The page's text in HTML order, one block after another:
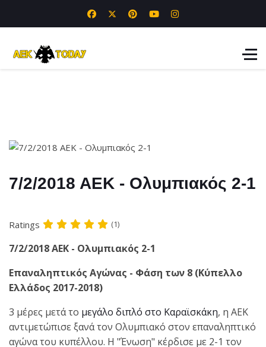
7/2/2018 ΑΕΚ - Ολυμπιακός 2-1
Ratings (1)
7/2/2018 ΑΕΚ - Ολυμπιακός 2-1
Επαναληπτικός Αγώνας - Φάση των 8 (Κύπελλο
Ελλάδος 2017-2018)
3 μέρες μετά το μεγάλο διπλό στο Καραϊσκάκη, η ΑΕΚ
αντιμετώπισε ξανά τον Ολυμπιακό στον επαναληπτικό
αγώνα του κυπέλλου. Η "Ένωση" κέρδισε με 2-1 τον